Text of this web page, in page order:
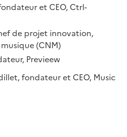
et CEO, Ctrl-
de projet innovation,
(CNM)
Previeew
fondateur et CEO, Music